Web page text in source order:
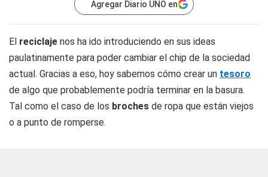
Agregar Diario UNO en
El reciclaje nos ha ido introduciendo en sus ideas
paulatinamente para poder cambiar el chip de la sociedad
actual. Gracias a eso, hoy sabemos cómo crear un tesoro
de algo que probablemente podría terminar en la basura.
Tal como el caso de los broches de ropa que están viejos
o a punto de romperse.